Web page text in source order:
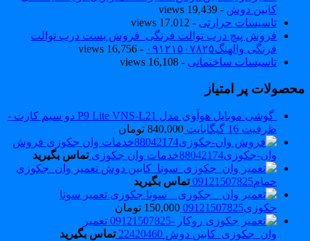
کابین دوش- 19,439 views
تاسیسات حرارتی- 17,012 views
فروش پیچ درب توالت فرنگی_فروش بست درب توالت
فرنگی والهنگ۰۹۱۲۱۵۰۷۸۲۵
- 16,756 views
تاسیسات ساختمانی- 16,108 views
پر امتیاز
گوشی موبایل هوآوی مدل P9 Lite VNS-L21 دو سیم کارت -
ظرفیت 16 گیگابایت
840,000 تومان
فروش
وان-جکوزی88042174خدمات وان جکوزی
تماس بگیرید
تعمیر وان_جکوزی
حمام09121507825
تماس بگیرید
تعمیر سونا
جکوزی09121507825
150,000 تومان
تعمیر
وان_جکوزی_کابین دوش 22420460
تماس بگیرید